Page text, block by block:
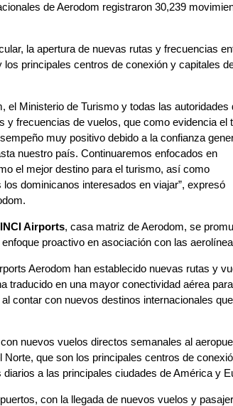
de Aerodom registraron 30,239
la apertura de nuevas rutas y frecuencias
principales centros de conexión y capitales
el Ministerio de Turismo y todas las autoridades
y frecuencias de vuelos, que como evidencia el
muy positivo debido a la confianza
nuestro país. Continuaremos enfocados en
el mejor destino para el turismo, así como
dominicanos interesados en viajar”, expresó
Airports, casa matriz de Aerodom, se
proactivo en asociación con las
Aerodom han establecido nuevas rutas y
traducido en una mayor conectividad aérea
contar con nuevos destinos internacionales que
nuevos vuelos directos semanales al
que son los principales centros de
a las principales ciudades de América y
con la llegada de nuevos vuelos y